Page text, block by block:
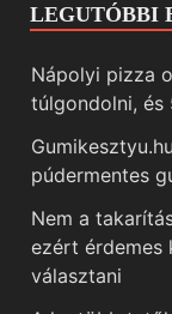
LEGUTÓBBI
Nápolyi pizza
túlgondolni, és
púdermentes
Nem a
ezért érdemes
választani